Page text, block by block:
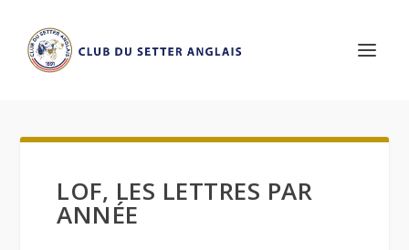
LOF, LES LETTRES PAR
ANNÉE